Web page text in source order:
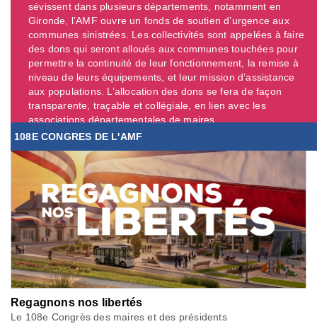
sévissent dans plusieurs départements, notamment en
Gironde, l’AMF ouvre un fonds de soutien d’urgence aux
communes sinistrées. Les collectivités sont appelées à faire
des dons qui seront alloués aux communes touchées pour
permettre la continuité de leur fonctionnement, la remise à
niveau de leurs équipements, et leur mission d’assistance
aux populations. L’allocation des dons se fera de façon
transparente, traçable et collégiale, en lien avec les
associations départementales de maires. ...
108E CONGRES DE L'AMF
Regagnons nos libertés
Le 108e Congrès des maires et des présidents